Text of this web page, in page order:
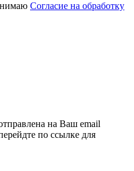
Согласие на обработку
на Ваш email
по ссылке для